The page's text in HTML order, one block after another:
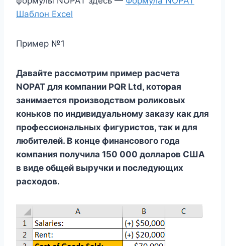
Шаблон Excel
Пример №1
Давайте рассмотрим пример расчета
NOPAT для компании PQR Ltd, которая
занимается производством роликовых
коньков по индивидуальному заказу как для
профессиональных фигуристов, так и для
любителей. В конце финансового года
компания получила 150 000 долларов США
в виде общей выручки и последующих
расходов.